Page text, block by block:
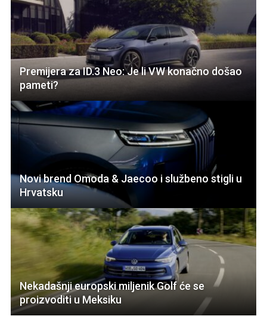
Premijera za ID.3 Neo: Je li VW konačno došao
pameti?
Novi brend Omoda & Jaecoo i službeno stigli u
Hrvatsku
Nekadašnji europski miljenik Golf će se
proizvoditi u Meksiku